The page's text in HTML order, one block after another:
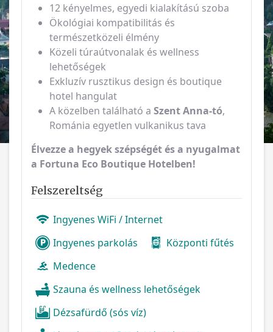
12 kényelmes, egyedi kialakítású szoba
Ökológiai kompatibilitás és
természetközeli élmény
Közeli túraútvonalak és wellness
lehetőségek
Exkluzív rusztikus design és boutique
hotel hangulat
A közelben található a Szent Anna-tó,
Románia egyetlen vulkanikus tava
Élvezze a hegyek szépségét és a nyugalmat
a Fortuna Eco Boutique Hotelben!
Felszereltség
Ingyenes WiFi / Internet
Ingyenes parkolás
Központi fűtés
Medence
Szauna és wellness lehetőségek
Dézsafürdő (sós víz)